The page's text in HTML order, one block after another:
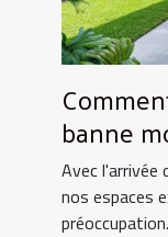
banne
pour
Avec l'arrivée
nos espaces